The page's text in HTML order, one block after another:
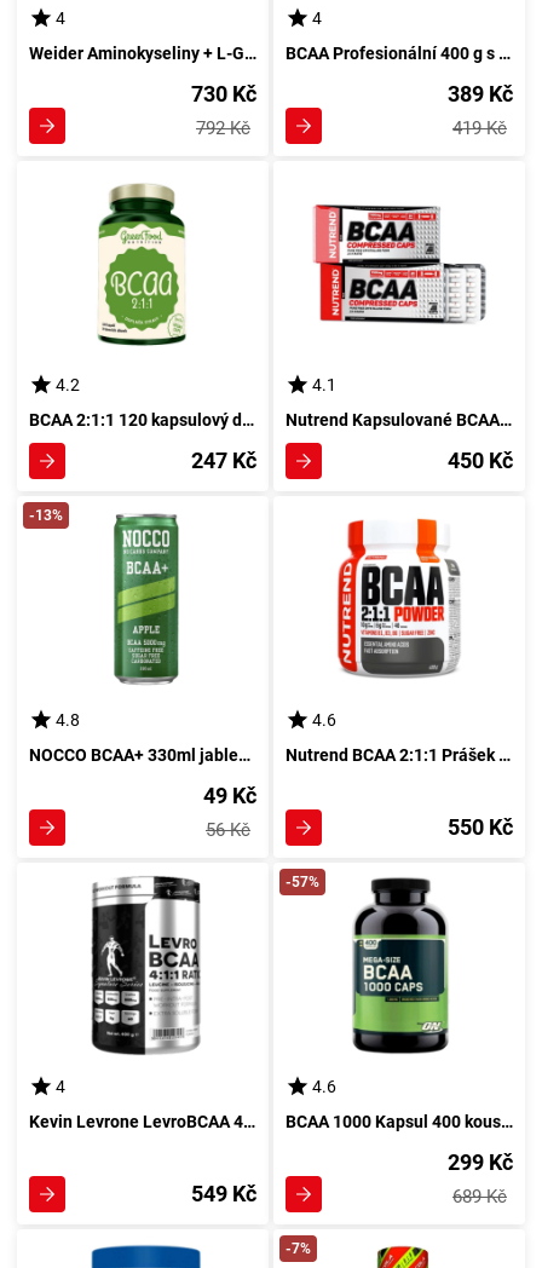
4
Weider Aminokyseliny + L-Glutamin 180 kapsul
730 Kč
792 Kč
4
BCAA Profesionální 400 g s mangem a dině od HiTec Diamond
389 Kč
419 Kč
4.2
BCAA 2:1:1 120 kapsulový doplněk stravy GreenFood
247 Kč
4.1
Nutrend Kapsulované BCAA 120 kapsul
450 Kč
-13%
4.8
NOCCO BCAA+ 330ml jablečný elixír
49 Kč
56 Kč
4.6
Nutrend BCAA 2:1:1 Prášek 400 g černý bez
550 Kč
4
Kevin Levrone LevroBCAA 4:1:1 400 g s pomerančovou příchutí
549 Kč
-57%
4.6
BCAA 1000 Kapsul 400 kousků - Optimalní esenciální aminokyseliny
299 Kč
689 Kč
-7%